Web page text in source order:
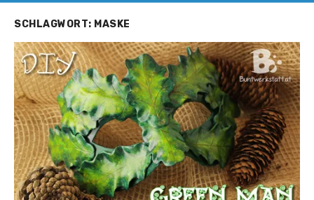
SCHLAGWORT: MASKE